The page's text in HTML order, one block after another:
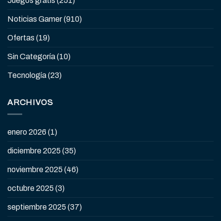
Noticias Gamer(910)
Ofertas (19)
Sin Categoría(10)
Tecnología(23)
ARCHIVOS
enero 2026 (1)
diciembre 2025 (35)
noviembre 2025 (46)
octubre 2025 (3)
septiembre 2025 (37)